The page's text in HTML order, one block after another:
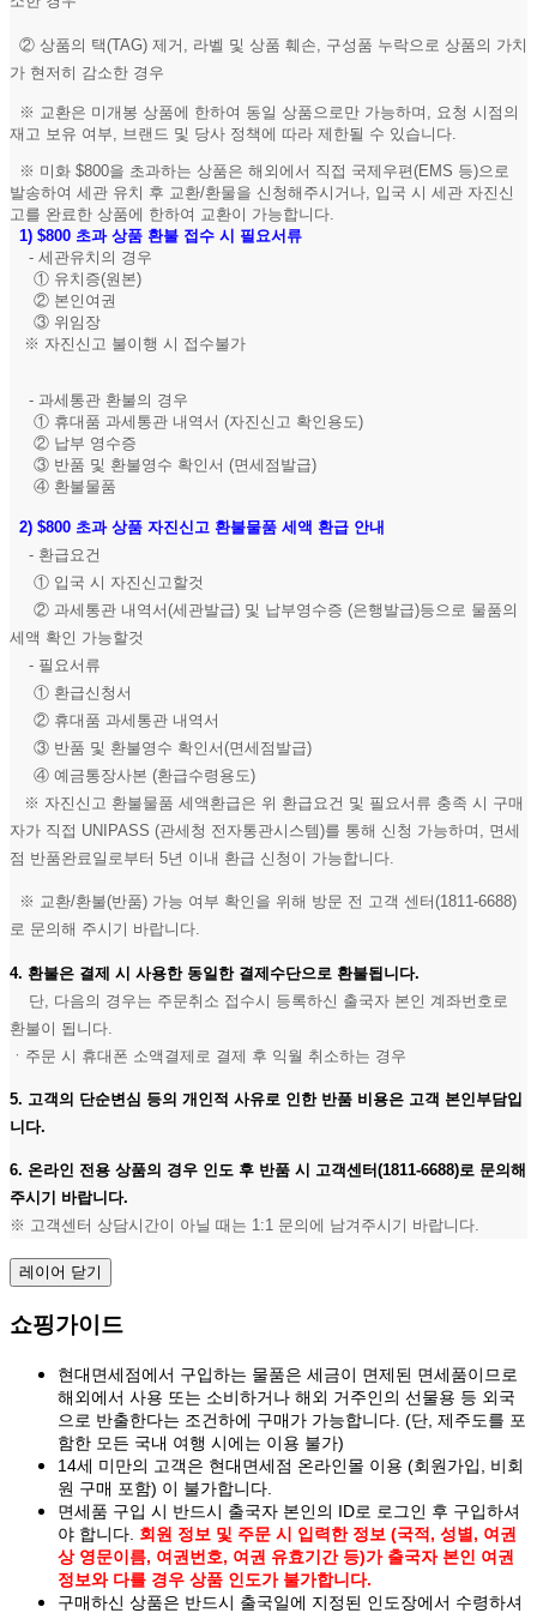
② 상품의 택(TAG) 제거, 라벨 및 상품 훼손, 구성품 누락으로 상품의 가치
가 현저히 감소한 경우
※ 교환은 미개봉 상품에 한하여 동일 상품으로만 가능하며, 요청 시점의
재고 보유 여부, 브랜드 및 당사 정책에 따라 제한될 수 있습니다.
※ 미화 $800을 초과하는 상품은 해외에서 직접 국제우편(EMS 등)으로
발송하여 세관 유치 후 교환/환물을 신청해주시거나, 입국 시 세관 자진신
고를 완료한 상품에 한하여 교환이 가능합니다.
1) $800 초과 상품 환불 접수 시 필요서류
- 세관유치의 경우
① 유치증(원본)
② 본인여권
③ 위임장
※ 자진신고 불이행 시 접수불가
- 과세통관 환불의 경우
① 휴대품 과세통관 내역서 (자진신고 확인용도)
② 납부 영수증
③ 반품 및 환불영수 확인서 (면세점발급)
④ 환불물품
2) $800 초과 상품 자진신고 환불물품 세액 환급 안내
- 환급요건
① 입국 시 자진신고할것
② 과세통관 내역서(세관발급) 및 납부영수증 (은행발급)등으로 물품의
세액 확인 가능할것
- 필요서류
① 환급신청서
② 휴대품 과세통관 내역서
③ 반품 및 환불영수 확인서(면세점발급)
④ 예금통장사본 (환급수령용도)
※ 자진신고 환불물품 세액환급은 위 환급요건 및 필요서류 충족 시 구매
자가 직접 UNIPASS (관세청 전자통관시스템)를 통해 신청 가능하며, 면세
점 반품완료일로부터 5년 이내 환급 신청이 가능합니다.
※ 교환/환불(반품) 가능 여부 확인을 위해 방문 전 고객 센터(1811-6688)
로 문의해 주시기 바랍니다.
4. 환불은 결제 시 사용한 동일한 결제수단으로 환불됩니다.
단, 다음의 경우는 주문취소 접수시 등록하신 출국자 본인 계좌번호로
환불이 됩니다.
ㆍ주문 시 휴대폰 소액결제로 결제 후 익월 취소하는 경우
5. 고객의 단순변심 등의 개인적 사유로 인한 반품 비용은 고객 본인부담입
니다.
6. 온라인 전용 상품의 경우 인도 후 반품 시 고객센터(1811-6688)로 문의해
주시기 바랍니다.
※ 고객센터 상담시간이 아닐 때는 1:1 문의에 남겨주시기 바랍니다.
레이어 닫기
쇼핑가이드
현대면세점에서 구입하는 물품은 세금이 면제된 면세품이므로
해외에서 사용 또는 소비하거나 해외 거주인의 선물용 등 외국
으로 반출한다는 조건하에 구매가 가능합니다. (단, 제주도를 포
함한 모든 국내 여행 시에는 이용 불가)
14세 미만의 고객은 현대면세점 온라인몰 이용 (회원가입, 비회
원 구매 포함) 이 불가합니다.
면세품 구입 시 반드시 출국자 본인의 ID로 로그인 후 구입하셔
야 합니다. 회원 정보 및 주문 시 입력한 정보 (국적, 성별, 여권
상 영문이름, 여권번호, 여권 유효기간 등)가 출국자 본인 여권
정보와 다를 경우 상품 인도가 불가합니다.
구매하신 상품은 반드시 출국일에 지정된 인도장에서 수령하셔